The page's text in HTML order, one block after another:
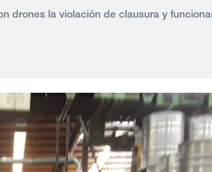
drones la violación de clausura y